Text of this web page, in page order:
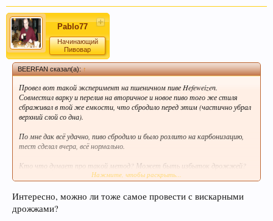
состоит. Эти антиоксиданты предотвратят рак.
Пиво содержит витамин В, который помогает
мышечный тонус, борется с заболеваниями
сердечно-сосудистой и иммунной системы.
Pablo77
Начинающий
Пивовар
BEERFAN сказал(а):↑
Провел вот такой эксперимент на пшеничном пиве Hefeweizen.
Совместил варку и перелив на вторичное и новое пиво того же стиля
сбраживал в той же емкости, что сбродило перед этим (частично убрал
верхний слой со дна).
По мне дак всё удачно, пиво сбродило и было розлито на карбонизацию,
тест сделал вчера, всё нормально.
Кто что думает про такой метод? Может быть избыток дрожжей?
1. Сбраживание
Для того, чтобы видеть ссылки, Вам необходимо
Нажмите, чтобы раскрыть...
Интересно, можно ли тоже самое провести с вискарными
дрожжами?